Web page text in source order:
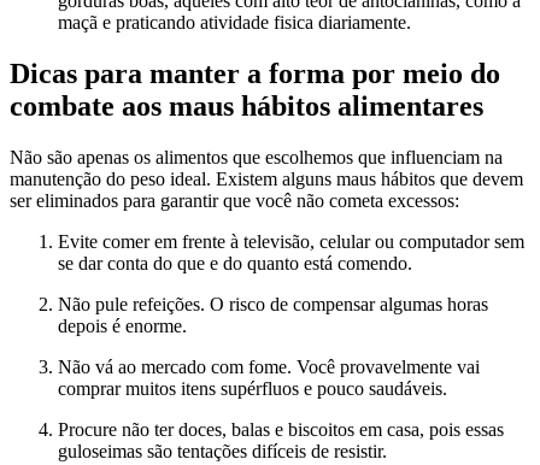
maçã e praticando atividade fisica diariamente.
Dicas para manter a forma por meio do
combate aos maus hábitos alimentares
Não são apenas os alimentos que escolhemos que influenciam na
manutenção do peso ideal. Existem alguns maus hábitos que devem
ser eliminados para garantir que você não cometa excessos:
Evite comer em frente à televisão, celular ou computador sem
se dar conta do que e do quanto está comendo.
Não pule refeições. O risco de compensar algumas horas
depois é enorme.
Não vá ao mercado com fome. Você provavelmente vai
comprar muitos itens supérfluos e pouco saudáveis.
Procure não ter doces, balas e biscoitos em casa, pois essas
guloseimas são tentações difíceis de resistir.